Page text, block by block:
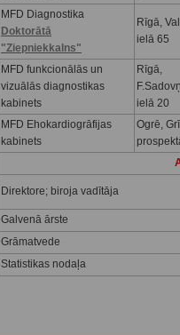
MFD Diagnostika
Doktorātā
"Ziepniekkalns"
Rīgā,
ielā 65
MFD funkcionālās un
vizuālās diagnostikas
kabinets
Rīgā,
ielā 20
MFD Ehokardiogrāfijas
kabinets
Ogrē,
Direktore; biroja vadītāja
Galvenā ārste
Grāmatvede
Statistikas nodaļa